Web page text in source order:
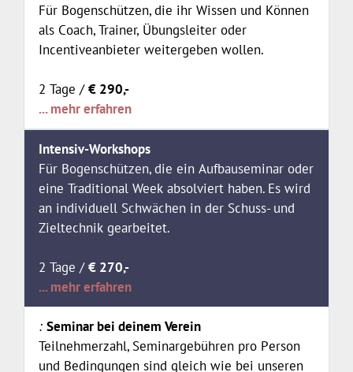
Für Bogenschützen, die ihr Wissen und Können
als Coach, Trainer, Übungsleiter oder
Incentiveanbieter weitergeben wollen.
2 Tage /€ 290,-
... mehr erfahren
Intensiv-Workshops
Für Bogenschützen, die ein Aufbauseminar oder
eine Traditional Week absolviert haben. Es wird
an individuell Schwächen in der Schuss- und
Zieltechnik gearbeitet.
2 Tage /€ 270,-
... mehr erfahren
Seminar bei deinem Verein
Teilnehmerzahl, Seminargebühren pro Person
und Bedingungen sind gleich wie bei unseren